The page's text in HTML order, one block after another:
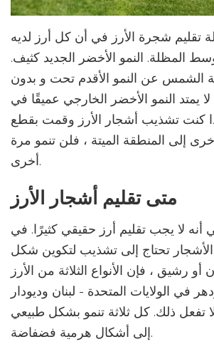
تقليم شجرة الأرز في أن كل أرز لديه
المظلة. النمو الأخضر الجديد كثيف.
الشمس عن النمو الأقدم تحت و بدون
يمتد النمو الأخضر الخارجي عميقًا في
كنت تشذيب أشجار الأرز وقمت بقطع
إلى المنطقة الميتة ، فلن تنمو مرة
أخرى.
متى تقليم أشجار الأرز
أنه لا يجب تقليم أرز حقيقي كثيرًا. في
تحتاج إلى تشذيب لتكوين شكل
أو رشيق ، فإن الأنواع الثلاثة من الأرز
في الولايات المتحدة - لبنان وديودار
تفعل ذلك. كل ثلاثة تنمو بشكل طبيعي
إلى أشكال هرمية فضفاضة.